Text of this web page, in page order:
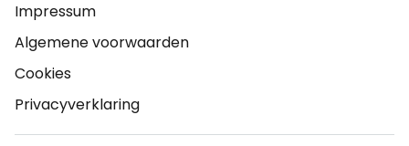
Impressum
Algemene voorwaarden
Cookies
Privacyverklaring